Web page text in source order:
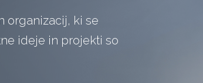
organizacij, ki se
ideje in projekti so